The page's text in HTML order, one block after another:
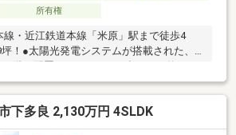
所有権
・近江鉄道本線「米原」駅まで徒歩4
！●太陽光発電システムが搭載された、
イニング⇔キッチン⇔WIC⇔2階廊下で行
る設計です。●洗面化粧台とトイレは、1
1階、2階廊下に、WICを含む収納スペー
納が備わっています。●カースペース4台
下多良 2,130万円 4SLDK